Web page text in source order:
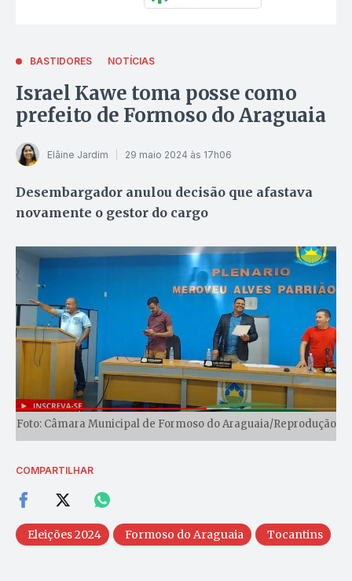
BASTIDORES NOTÍCIAS
Israel Kawe toma posse como
prefeito de Formoso do Araguaia
Elâine Jardim 29 maio 2024 às 17h06
Desembargador anulou decisão que afastava
novamente o gestor do cargo
Foto: Câmara Municipal de Formoso do Araguaia/Reprodução
COMPARTILHAR
Eleições 2024 Formoso do Araguaia Tocantins